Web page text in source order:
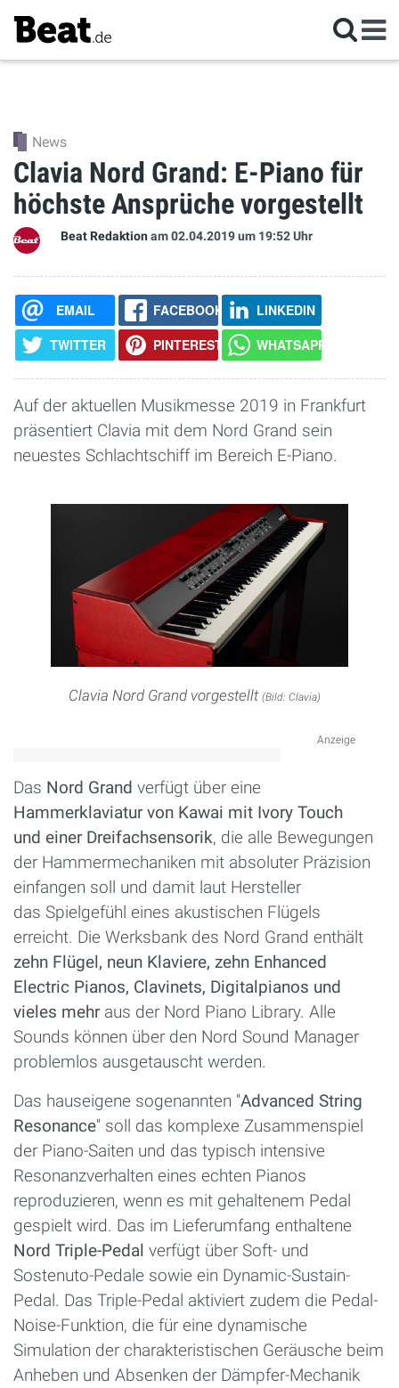
News
Clavia Nord Grand: E-Piano für
höchste Ansprüche vorgestellt
Beat Redaktionam 02.04.2019um 19:52 Uhr
EMAIL FACEBOOK
LINKEDIN
TWITTER
PINTEREST WHATSAPP
Auf der aktuellen Musikmesse 2019 in Frankfurt
präsentiert Clavia mit dem Nord Grand sein
neuestes Schlachtschiff im Bereich E-Piano.
Clavia Nord Grand vorgestellt (Bild: Clavia)
Anzeige
Das Nord Grand verfügt über eine
Hammerklaviatur von Kawai mit Ivory Touch
und einer Dreifachsensorik, die alle Bewegungen
der Hammermechaniken mit absoluter Präzision
einfangen soll und damit laut Hersteller
das Spielgefühl eines akustischen Flügels
erreicht. Die Werksbank des Nord Grand enthält
zehn Flügel, neun Klaviere, zehn Enhanced
Electric Pianos, Clavinets, Digitalpianos und
vieles mehr aus der Nord Piano Library. Alle
Sounds können über den Nord Sound Manager
problemlos ausgetauscht werden.
Das hauseigene sogenannten ''Advanced String
Resonance'' soll das komplexe Zusammenspiel
der Piano-Saiten und das typisch intensive
Resonanzverhalten eines echten Pianos
reproduzieren, wenn es mit gehaltenem Pedal
gespielt wird. Das im Lieferumfang enthaltene
Nord Triple-Pedal verfügt über Soft- und
Sostenuto-Pedale sowie ein Dynamic-Sustain-
Pedal. Das Triple-Pedal aktiviert zudem die Pedal-
Noise-Funktion, die für eine dynamische
Simulation der charakteristischen Geräusche beim
Anheben und Absenken der Dämpfer-Mechanik